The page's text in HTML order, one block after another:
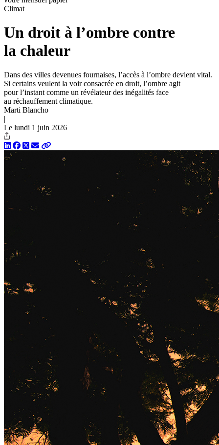
Climat
Un droit à l’ombre contre
la chaleur
Dans des villes devenues fournaises, l’accès à l’ombre devient vital.
Si certains veulent la voir consacrée en droit, l’ombre agit
pour l’instant comme un révélateur des inégalités face
au réchauffement climatique.
Marti Blancho
|
Le lundi 1 juin 2026